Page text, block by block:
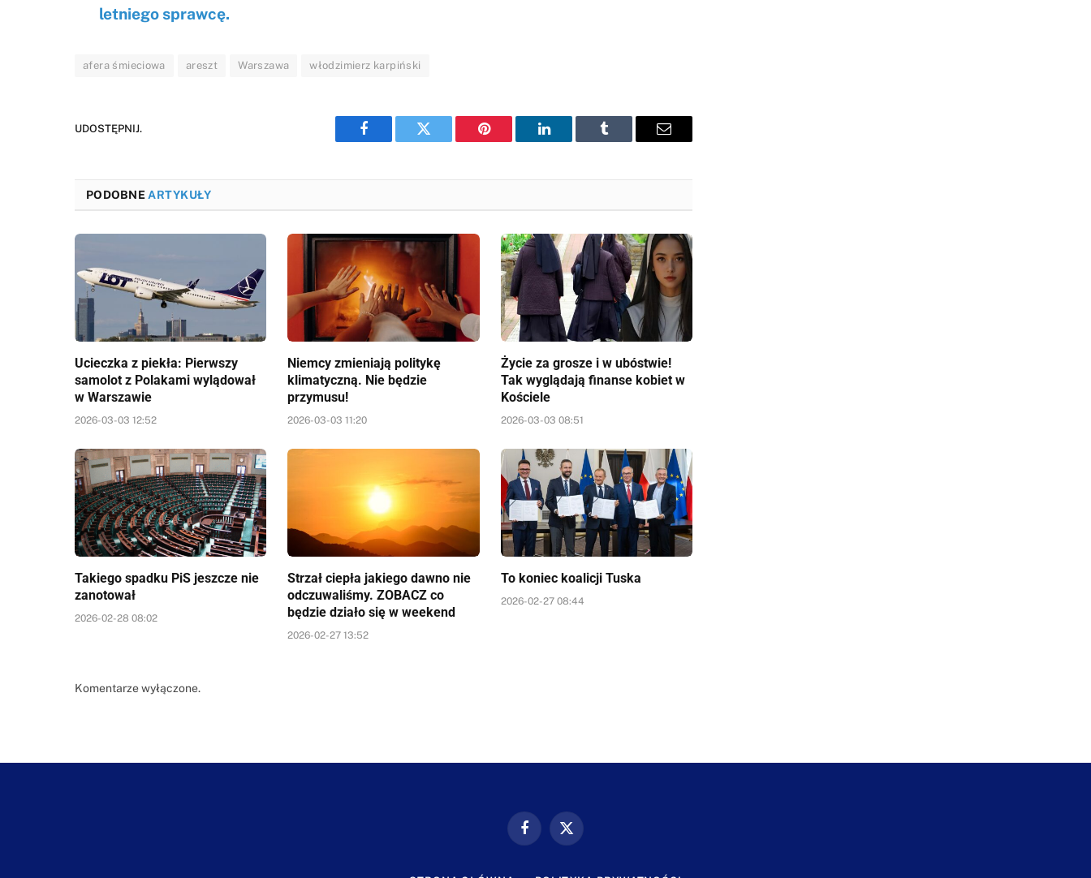
letniego sprawcę.
afera śmieciowa areszt Warszawa włodzimierz karpiński
UDOSTĘPNIJ.
Facebook Twitter Pinterest LinkedIn Tumblr Email
PODOBNE ARTYKUŁY
Ucieczka z piekła: Pierwszy
samolot z Polakami wylądował
w Warszawie
2026-03-03 12:52
Niemcy zmieniają politykę
klimatyczną. Nie będzie
przymusu!
2026-03-03 11:20
Życie za grosze i w ubóstwie!
Tak wyglądają finanse kobiet w
Kościele
2026-03-03 08:51
Takiego spadku PiS jeszcze nie
zanotował
2026-02-28 08:02
Strzał ciepła jakiego dawno nie
odczuwaliśmy. ZOBACZ co
będzie działo się w weekend
2026-02-27 13:52
To koniec koalicji Tuska
2026-02-27 08:44
Komentarze wyłączone.
FacebookX